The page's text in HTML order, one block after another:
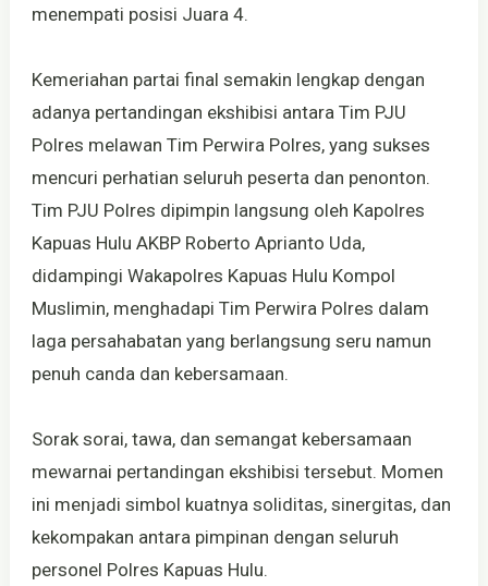
menempati posisi Juara 4.
Kemeriahan partai final semakin lengkap dengan
adanya pertandingan ekshibisi antara Tim PJU
Polres melawan Tim Perwira Polres, yang sukses
mencuri perhatian seluruh peserta dan penonton.
Tim PJU Polres dipimpin langsung oleh Kapolres
Kapuas Hulu AKBP Roberto Aprianto Uda,
didampingi Wakapolres Kapuas Hulu Kompol
Muslimin, menghadapi Tim Perwira Polres dalam
laga persahabatan yang berlangsung seru namun
penuh canda dan kebersamaan.
Sorak sorai, tawa, dan semangat kebersamaan
mewarnai pertandingan ekshibisi tersebut. Momen
ini menjadi simbol kuatnya soliditas, sinergitas, dan
kekompakan antara pimpinan dengan seluruh
personel Polres Kapuas Hulu.